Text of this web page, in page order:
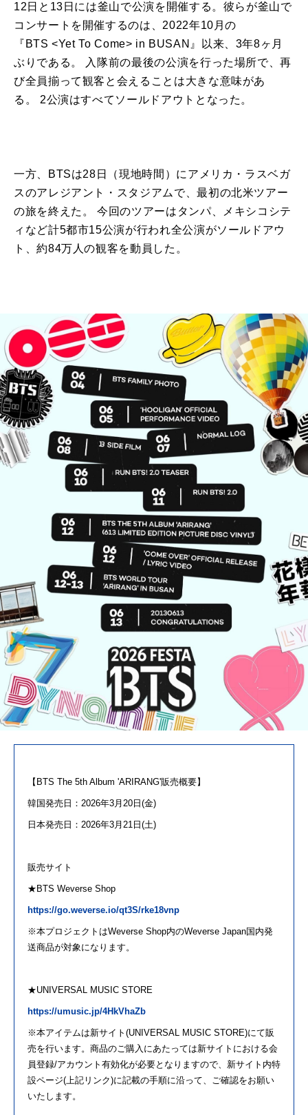
12日と 13 日には釜山で公演を開催する。彼らが釜山で
コンサートを開催するのは、2022年10月の
『 BTS <Yet To Come> in BUSAN』以来、3年8ヶ月
ぶり である。 入隊前の最後の公演を行った場所で、再
び全員揃って観客と会えることは大きな意味があ
る。 2公演はすべてソールドアウトとなった。
一方、 BTSは28日（現地時間）にアメリカ・ラスベガ
スのアレジアント・スタジアム で、最初の北米ツアー
の旅を終えた。 今回のツアーはタンパ、メキシコシテ
ィなど計5都市15公演が行われ全公演がソールドアウ
ト、約84万人の観客を動員した。
【BTS The 5th Album 'ARIRANG'販売概要】
韓国発売日： 2026年3月20日(金)
日本発売日： 2026年3月21日(土)
販売サイト
★BTS Weverse Shop
https://go.weverse.io/qt3S/rke18vnp
※本プロジェクトはWeverse Shop内のWeverse Japan国内発
送商品が対象になります。
★UNIVERSAL MUSIC STORE
https://umusic.jp/4HkVhaZb
※本アイテムは新サイト(UNIVERSAL MUSIC STORE)にて販
売を行います。商品のご購入にあたっては新サイトにおける会
員登録/アカウント有効化が必要となりますので 、新サイト内特
設ページ(上記リンク)に記載の手順に沿って、ご確認をお願い
いたします。